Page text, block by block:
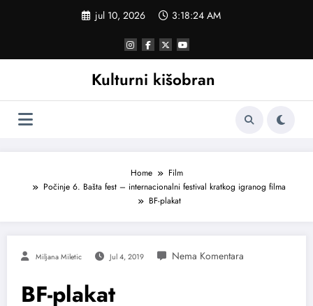
jul 10, 2026 3:18:24 AM
Kulturni kišobran
Home
Film
Počinje 6. Bašta fest – internacionalni festival kratkog igranog filma
BF-plakat
Miljana Miletic Jul 4, 2019
BF-plakat